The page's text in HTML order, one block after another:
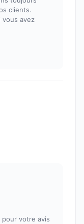
clients.
vous avez
votre avis